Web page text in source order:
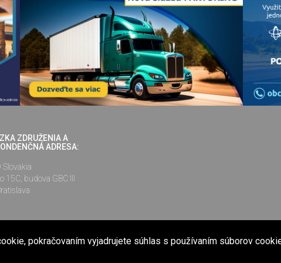
ZDRUŽENIA A
ADRESA:
Slovakia
15C, budova GBC III
pokračovaním vyjadrujete súhlas s používaním súborov